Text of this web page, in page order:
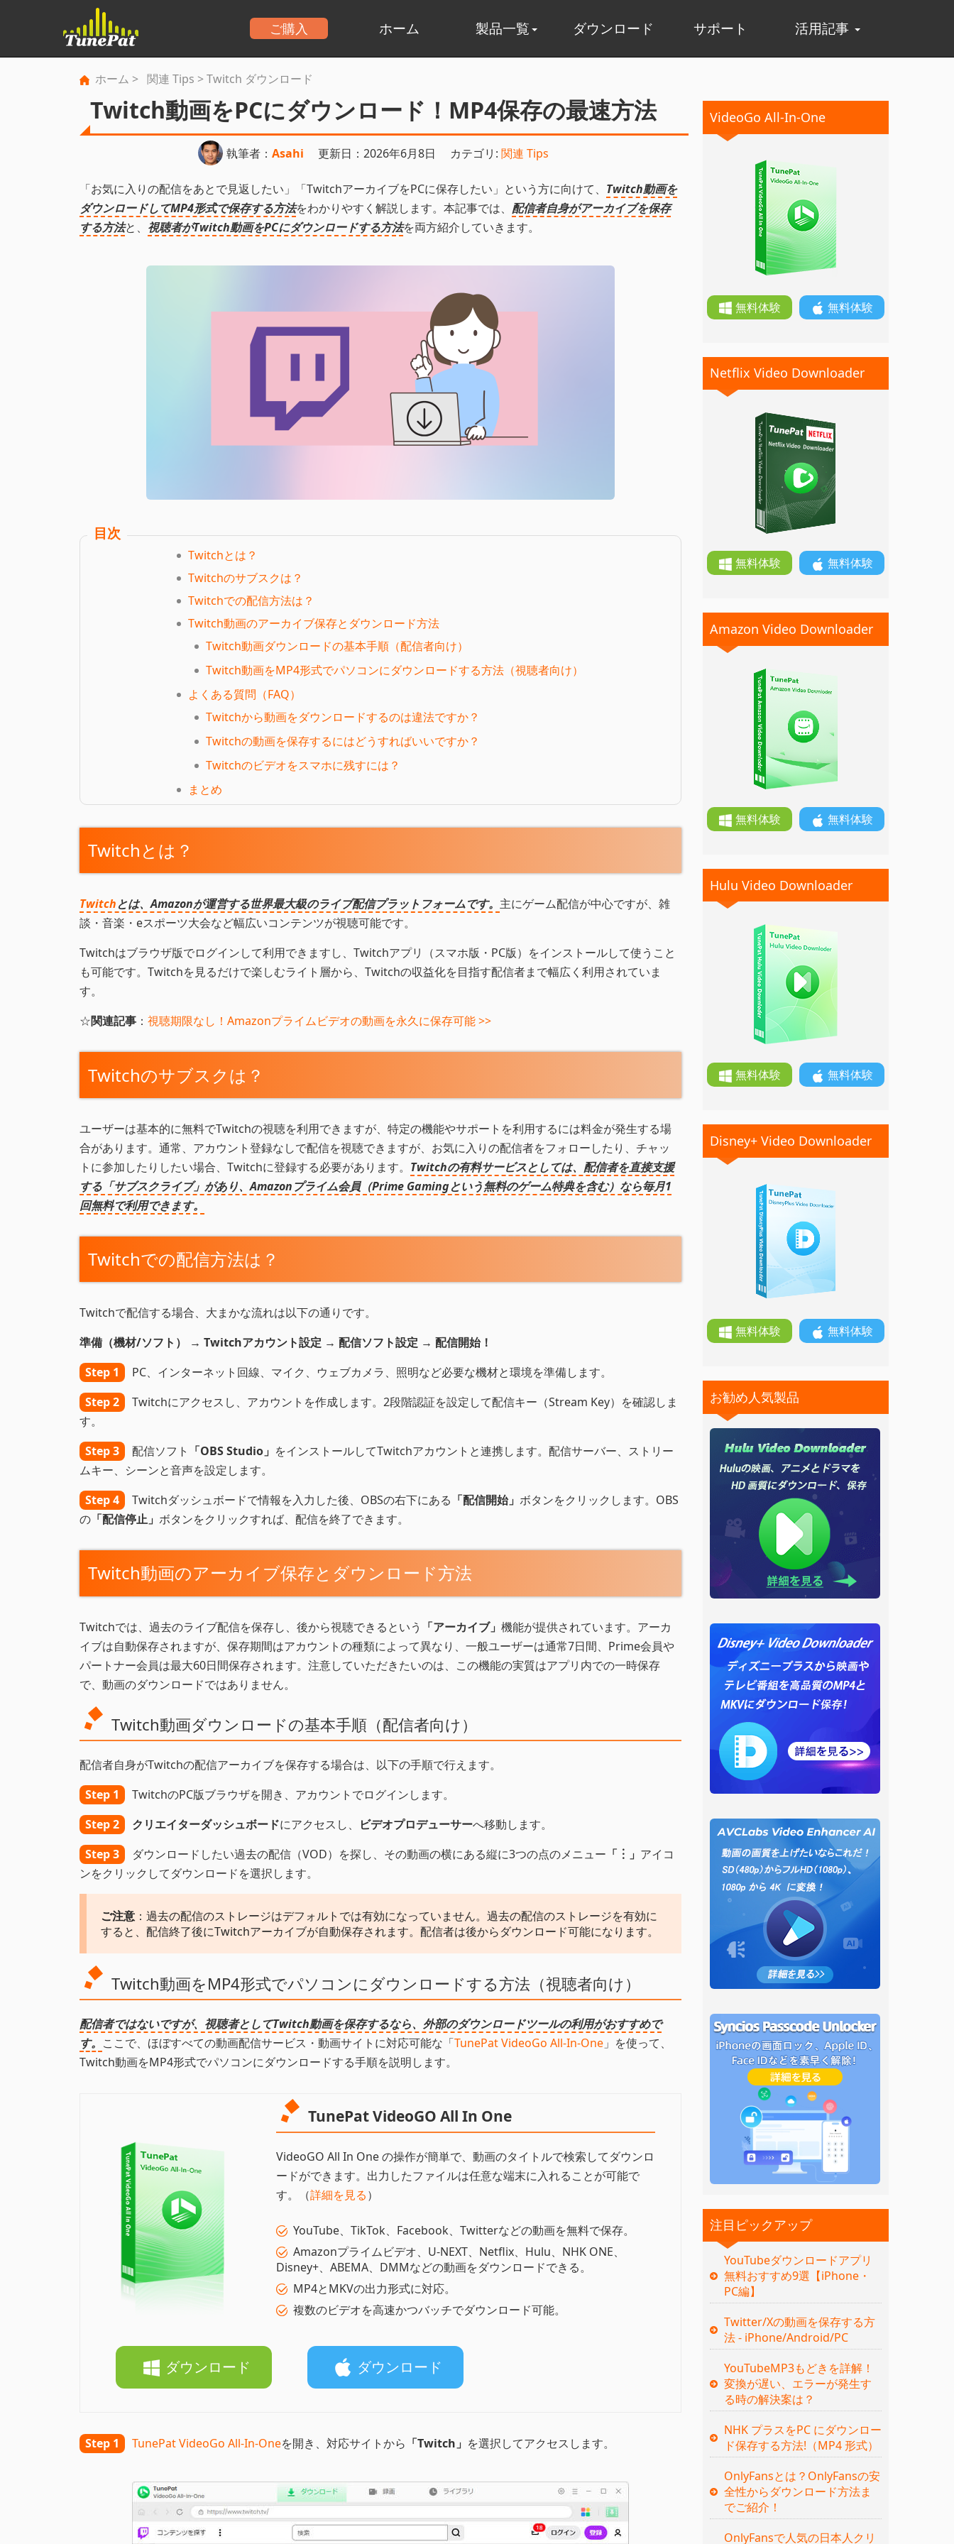
ご購入 ホーム 製品一覧 ダウンロード サポート 活用記事
ホーム > 関連 Tips > Twitch ダウンロード
Twitch動画をPCにダウンロード！MP4保存の最速方法
執筆者： Asahi 更新日：2026年6月8日 カテゴリ: 関連 Tips
「お気に入りの配信をあとで見返したい」「TwitchアーカイブをPCに保存したい」という方に向けて、 Twitch動画を
ダウンロードしてMP4形式で保存する方法をわかりやすく解説します。本記事では、 配信者自身がアーカイブを保存
する方法と、 視聴者がTwitch動画をPCにダウンロードする方法を両方紹介していきます。
目次
Twitchとは？
Twitchのサブスクは？
Twitchでの配信方法は？
Twitch動画のアーカイブ保存とダウンロード方法
Twitch動画ダウンロードの基本手順（配信者向け）
Twitch動画をMP4形式でパソコンにダウンロードする方法（視聴者向け）
よくある質問（FAQ）
Twitchから動画をダウンロードするのは違法ですか？
Twitchの動画を保存するにはどうすればいいですか？
Twitchのビデオをスマホに残すには？
まとめ
Twitchとは？
Twitchとは、Amazonが運営する世界最大級のライブ配信プラットフォームです。 主にゲーム配信が中心ですが、雑
談・音楽・eスポーツ大会など幅広いコンテンツが視聴可能です。
Twitchはブラウザ版でログインして利用できますし、Twitchアプリ（スマホ版・PC版）をインストールして使うこと
も可能です。Twitchを見るだけで楽しむライト層から、Twitchの収益化を目指す配信者まで幅広く利用されていま
す。
☆関連記事 ： 視聴期限なし！Amazonプライムビデオの動画を永久に保存可能 >>
Twitchのサブスクは？
ユーザーは基本的に無料でTwitchの視聴を利用できますが、特定の機能やサポートを利用するには料金が発生する場
合があります。通常、アカウント登録なしで配信を視聴できますが、お気に入りの配信者をフォローしたり、チャッ
トに参加したりしたい場合、Twitchに登録する必要があります。 Twitchの有料サービスとしては、配信者を直接支援
する「サブスクライブ」があり、Amazonプライム会員（Prime Gamingという無料のゲーム特典を含む）なら毎月1
回無料で利用できます。
Twitchでの配信方法は？
Twitchで配信する場合、大まかな流れは以下の通りです。
準備（機材/ソフト） → Twitchアカウント設定 → 配信ソフト設定 → 配信開始！
Step 1
PC、インターネット回線、マイク、ウェブカメラ、照明など必要な機材と環境を準備します。
Step 2
Twitchにアクセスし、アカウントを作成します。2段階認証を設定して配信キー（Stream Key）を確認しま
す。
Step 3
配信ソフト 「OBS Studio」 をインストールしてTwitchアカウントと連携します。配信サーバー、ストリー
ムキー、シーンと音声を設定します。
Step 4
Twitchダッシュボードで情報を入力した後、OBSの右下にある 「配信開始」 ボタンをクリックします。OBS
の 「配信停止」 ボタンをクリックすれば、配信を終了できます。
Twitch動画のアーカイブ保存とダウンロード方法
Twitchでは、過去のライブ配信を保存し、後から視聴できるという 「アーカイブ」 機能が提供されています。アーカ
イブは自動保存されますが、保存期間はアカウントの種類によって異なり、一般ユーザーは通常7日間、Prime会員や
パートナー会員は最大60日間保存されます。注意していただきたいのは、この機能の実質はアプリ内での一時保存
で、動画のダウンロードではありません。
Twitch動画ダウンロードの基本手順（配信者向け）
配信者自身がTwitchの配信アーカイブを保存する場合は、以下の手順で行えます。
Step 1
TwitchのPC版ブラウザを開き、アカウントでログインします。
Step 2
クリエイターダッシュボードにアクセスし、 ビデオプロデューサーへ移動します。
Step 3
ダウンロードしたい過去の配信（VOD）を探し、その動画の横にある縦に3つの点のメニュー 「︙」 アイコ
ンをクリックしてダウンロードを選択します。
ご注意 ：過去の配信のストレージはデフォルトでは有効になっていません。過去の配信のストレージを有効に
すると、配信終了後にTwitchアーカイブが自動保存されます。配信者は後からダウンロード可能になります。
Twitch動画をMP4形式でパソコンにダウンロードする方法（視聴者向け）
配信者ではないですが、視聴者としてTwitch動画を保存するなら、外部のダウンロードツールの利用がおすすめで
す。 ここで、ほぼすべての動画配信サービス・動画サイトに対応可能な「TunePat VideoGo All-In-One 」を使って、
Twitch動画をMP4形式でパソコンにダウンロードする手順を説明します。
TunePat VideoGO All In One
VideoGO All In One の操作が簡単で、動画のタイトルで検索してダウンロ
ードができます。出力したファイルは任意な端末に入れることが可能で
す。（詳細を見る）
YouTube、TikTok、Facebook、Twitterなどの動画を無料で保存。
Amazonプライムビデオ、U-NEXT、Netflix、Hulu、NHK ONE、
Disney+、ABEMA、DMMなどの動画をダウンロードできる。
MP4とMKVの出力形式に対応。
複数のビデオを高速かつバッチでダウンロード可能。
ダウンロード ダウンロード
Step 1 TunePat VideoGo All-In-Oneを開き、対応サイトから 「Twitch」 を選択してアクセスします。
VideoGo All-In-One
無料体験 無料体験
Netflix Video Downloader
無料体験 無料体験
Amazon Video Downloader
無料体験 無料体験
Hulu Video Downloader
無料体験 無料体験
Disney+ Video Downloader
無料体験 無料体験
お勧め人気製品
注目ピックアップ
YouTubeダウンロードアプリ
無料おすすめ9選【iPhone・
PC編】
Twitter/Xの動画を保存する方
法 - iPhone/Android/PC
YouTubeMP3もどきを詳解！
変換が遅い、エラーが発生す
る時の解決案は？
NHK プラスをPC にダウンロー
ド保存する方法!（MP4 形式）
OnlyFansとは？OnlyFansの安
全性からダウンロード方法ま
でご紹介！
OnlyFansで人気の日本人クリ